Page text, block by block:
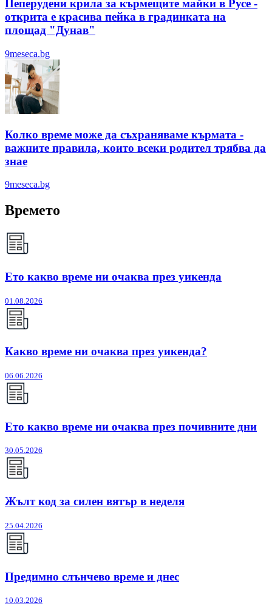
Пеперудени крила за кърмещите майки в Русе -
открита е красива пейка в градинката на
площад "Дунав"
9meseca.bg
Колко време може да съхраняваме кърмата -
важните правила, които всеки родител трябва да
знае
9meseca.bg
Времето
Ето какво време ни очаква през уикенда
01.08.2026
Какво време ни очаква през уикенда?
06.06.2026
Ето какво време ни очаква през почивните дни
30.05.2026
Жълт код за силен вятър в неделя
25.04.2026
Предимно слънчево време и днес
10.03.2026